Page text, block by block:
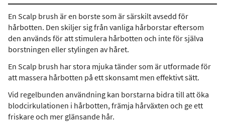
En Scalp brush är en borste som är särskilt avsedd för
hårbotten. Den skiljer sig från vanliga hårborstar eftersom
den används för att stimulera hårbotten och inte för själva
borstningen eller stylingen av håret.
En Scalp brush har stora mjuka tänder som är utformade för
att massera hårbotten på ett skonsamt men effektivt sätt.
Vid regelbunden användning kan borstarna bidra till att öka
blodcirkulationen i hårbotten, främja hårväxten och ge ett
friskare och mer glänsande hår.